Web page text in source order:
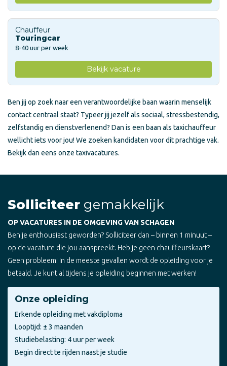
Chauffeur
Touringcar
8-40 uur per week
Bekijk vacature
Ben jij op zoek naar een verantwoordelijke baan waarin menselijk
contact centraal staat? Typeer jij jezelf als sociaal, stressbestendig,
zelfstandig en dienstverlenend? Dan is een baan als taxichauffeur
wellicht iets voor jou! We zoeken kandidaten voor dit prachtige vak.
Bekijk dan eens onze taxivacatures.
Solliciteer gemakkelijk
OP VACATURES IN DE OMGEVING VAN SCHAGEN
Ben je enthousiast geworden? Solliciteer dan – binnen 1 minuut –
op de vacature die jou aanspreekt. Heb je geen chauffeurskaart?
Geen probleem! In de meeste gevallen wordt de opleiding voor je
betaald. Je kunt al tijdens je opleiding beginnen met werken!
Onze opleiding
Erkende opleiding met vakdiploma
Looptijd: ± 3 maanden
Studiebelasting: 4 uur per week
Begin direct te rijden naast je studie